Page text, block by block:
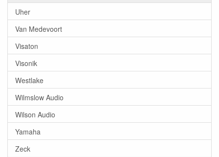
Uher
Van Medevoort
Visaton
Visonik
Westlake
Wilmslow Audio
Wilson Audio
Yamaha
Zeck